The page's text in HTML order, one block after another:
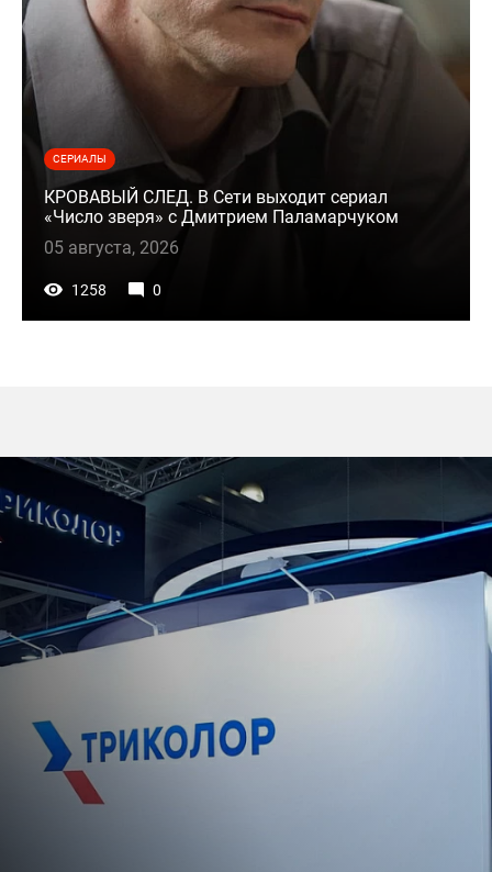
СЕРИАЛЫ
КРОВАВЫЙ СЛЕД. В Сети выходит сериал
«Число зверя» с Дмитрием Паламарчуком
05 августа, 2026
1258 0